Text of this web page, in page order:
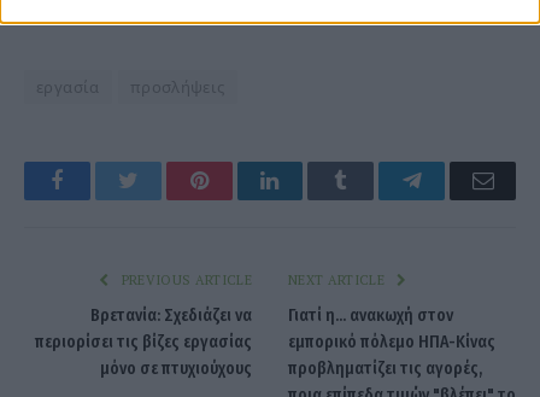
εργασία προσλήψεις
Facebook Twitter PinterestLinkedIn Tumblr Telegram
PREVIOUS ARTICLE
Βρετανία: Σχεδιάζει να
περιορίσει τις βίζες εργασίας
μόνο σε πτυχιούχους
NEXT ARTICLE
Γιατί η... ανακωχή στον
εμπορικό πόλεμο ΗΠΑ-Κίνας
προβληματίζει τις αγορές,